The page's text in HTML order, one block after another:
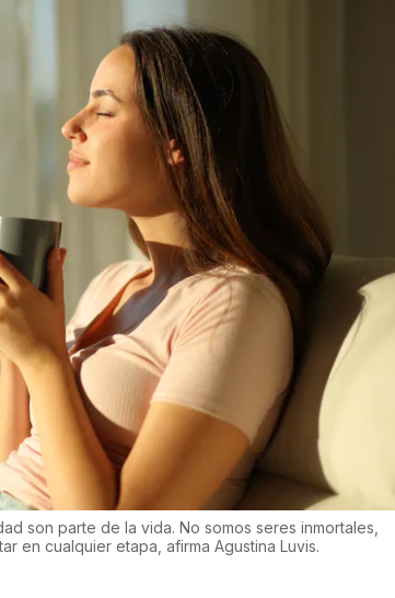
son parte de la vida. No somos seres inmortales,
en cualquier etapa, afirma Agustina Luvis.